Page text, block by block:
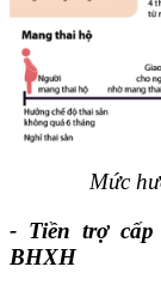
Mức
- Tiền trợ
BHXH